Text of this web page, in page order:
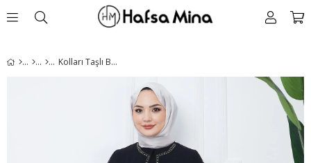
Kolları Taşlı Büyük Beden Anne Elbisesi Siyah HM2349